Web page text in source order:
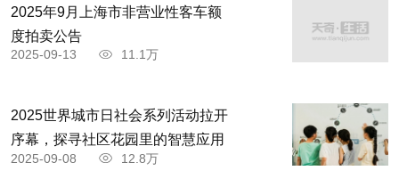
2025年9月上海市非营业性客车额
度拍卖公告
2025-09-13 11.1万
2025世界城市日社会系列活动拉开
序幕，探寻社区花园里的智慧应用
2025-09-08 12.8万